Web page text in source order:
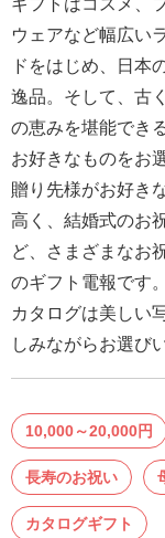
み
ん
な
の
文
集
例
結
婚
式
る
電
報-
Tips
ウェアなど幅広い
ドをはじめ、日本
逸品。そして、古
の恵みを堪能でき
お好きなものをお
贈り先様がお好き
高く、結婚式のお
ど、さまざまなお
のギフト電報です。
カタログは美しい
しみながらお選び
10,000～20,000円
長寿のお祝い
カタログギフト